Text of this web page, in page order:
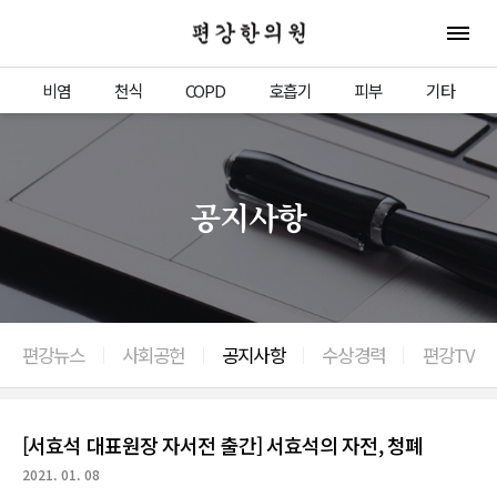
편강한의원 전체
비염 천식 COPD 호흡기 피부 기타
공지사항
편강뉴스 사회공헌 공지사항 수상경력 편강TV
[서효석 대표원장 자서전 출간] 서효석의 자전, 청폐
2021. 01. 08